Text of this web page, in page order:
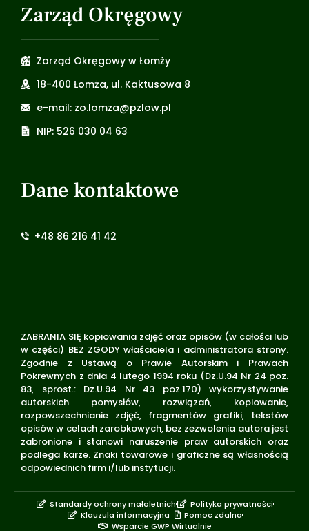
Zarząd Okręgowy
Zarząd Okręgowy w Łomży
18-400 Łomża, ul. Kaktusowa 8
e-mail: zo.lomza@pzlow.pl
NIP: 526 030 04 63
Dane kontaktowe
+48 86 216 41 42
ZABRANIA SIĘ kopiowania zdjęć oraz opisów (w całości lub
w części) BEZ ZGODY właściciela i administratora strony.
Zgodnie z Ustawą o Prawie Autorskim i Prawach
Pokrewnych z dnia 4 lutego 1994 roku (Dz.U.94 Nr 24 poz.
83, sprost.: Dz.U.94 Nr 43 poz.170) wykorzystywanie
autorskich pomysłów, rozwiązań, kopiowanie,
rozpowszechnianie zdjęć, fragmentów grafiki, tekstów
opisów w celach zarobkowych, bez zezwolenia autora jest
zabronione i stanowi naruszenie praw autorskich oraz
podlega karze. Znaki towarowe i graficzne są własnością
odpowiednich firm i/lub instytucji.
Standardy ochrony małoletnich
Polityka prywatności
Klauzula informacyjna
Pomoc zdalna
Wsparcie GWP Wirtualnie